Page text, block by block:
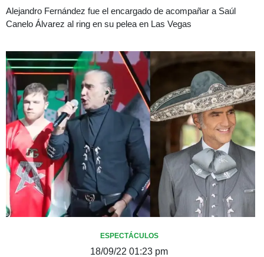
Alejandro Fernández fue el encargado de acompañar a Saúl
Canelo Álvarez al ring en su pelea en Las Vegas
ESPECTÁCULOS
18/09/22 01:23 pm